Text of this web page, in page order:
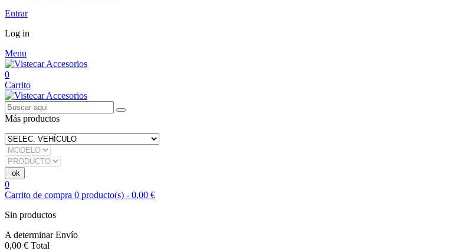
Entrar
Log in
Menu
0
Carrito
Más productos
0
Carrito de compra 0 producto(s) - 0,00 €
Sin productos
A determinarEnvío
0,00 € Total